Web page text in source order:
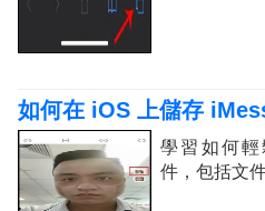
如何在 iOS 上儲存
學習如何輕
件，包括文